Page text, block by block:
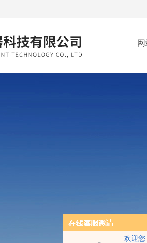
欢迎您